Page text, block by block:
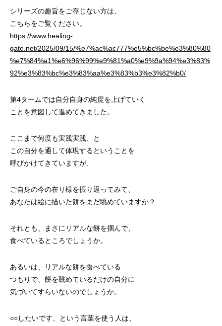
シリーズの趣旨をご存じない方は、
こちらをご覧ください。
https://www.healing-
gate.net/2025/09/15/%e7%ac%ac777%e5%bc%be%e3%80%80
%e7%84%a1%e6%96%99%e9%81%a0%e9%9a%94%e3%83%
92%e3%83%bc%e3%83%aa%e3%83%b3%e3%82%b0/
第4タームでは自分自身の純度を上げていく
ことを意図して進めてきました。
ここまで何度も実践実践、と
この自分を通して体現するということを
呼びかけてきていますが、
ご自身の今の在り様を振り返ってみて、
あなたは絵に描いた餅をまだ眺めていますか？
それとも、まさにリアルな餅を掴んで、
食べているところでしょうか。
あるいは、リアルな餅を食べている
つもりで、餅を眺めているだけの自分に
気づいてすらいないのでしょうか。
○○したいです、という言葉を使う人は、